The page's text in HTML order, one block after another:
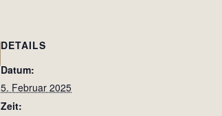
DETAILS
Datum:
5. Februar 2025
Zeit: